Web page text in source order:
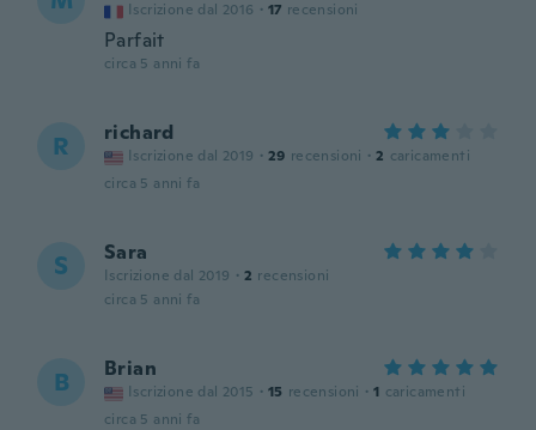
Iscrizione dal 2016 · 17 recensioni
Parfait
circa 5 anni fa
R richard
Iscrizione dal 2019 · 29 recensioni · 2 caricamenti
circa 5 anni fa
S Sara
Iscrizione dal 2019 · 2 recensioni
circa 5 anni fa
B Brian
Iscrizione dal 2015 · 15 recensioni · 1 caricamenti
circa 5 anni fa